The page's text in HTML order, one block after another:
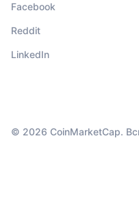
Facebook
Reddit
LinkedIn
© 2026 CoinMarketCap.